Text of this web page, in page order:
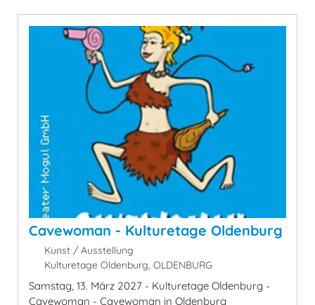
Cavewoman - Kulturetage Oldenburg
Kunst / Ausstellung
Kulturetage Oldenburg, OLDENBURG
Samstag, 13. März 2027 - Kulturetage Oldenburg -
Cavewoman - Cavewoman in Oldenburg